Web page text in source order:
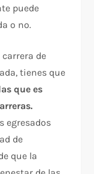
puede
o no.
de
tienes que
que es
egresados
de
que la